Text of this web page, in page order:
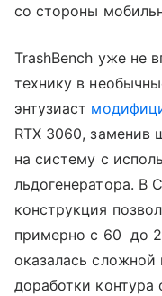
со стороны
TrashBench уже не
технику в
энтузиаст
RTX 3060, заменив
на систему с
льдогенератора. В
конструкция
примерно с 60 до
оказалась сложной
доработки контура